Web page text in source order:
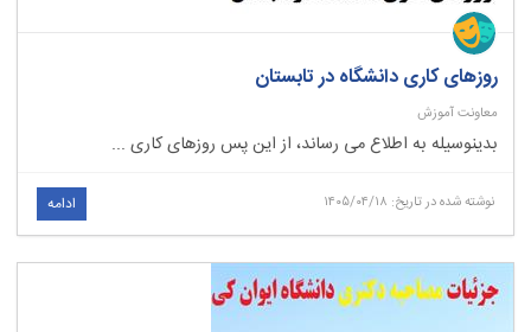
روزهای کاری دانشگاه در تابستان
معاونت آموزش
بدینوسیله به اطلاع می رساند، از این پس روزهای کاری ...
نوشته شده در تاریخ: ۱۴۰۵/۰۴/۱۸ ادامه